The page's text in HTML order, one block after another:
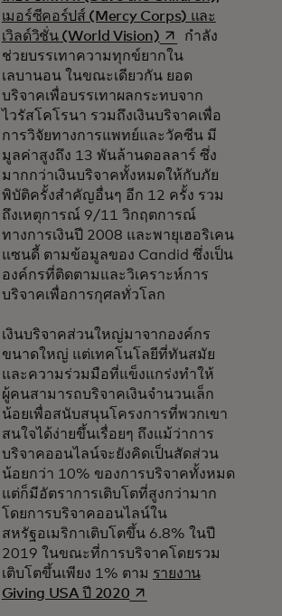
เมอร์ซีคอร์ปส์ (Mercy Corps) และ
เวิลด์วิชั่น (World Vision)opens in a new
กำลัง
ช่วยบรรเทาความทุกข์ยากใน
เลบานอน ในขณะเดียวกัน ยอด
บริจาคเพื่อบรรเทาผลกระทบจาก
ไวรัสโคโรนา รวมถึงเงินบริจาคเพื่อ
การวิจัยทางการแพทย์และวัคซีน มี
มูลค่าสูงถึง 13 พันล้านดอลลาร์ ซึ่ง
มากกว่าเงินบริจาคทั้งหมดให้กับภัย
พิบัติครั้งสำคัญอื่นๆ อีก 12 ครั้ง รวม
ถึงเหตุการณ์ 9/11 วิกฤตการณ์
ทางการเงินปี 2008 และพายุเฮอริเคน
แซนดี้ ตามข้อมูลของ Candid ซึ่งเป็น
องค์กรที่ติดตามและวิเคราะห์การ
บริจาคเพื่อการกุศลทั่วโลก
เงินบริจาคส่วนใหญ่มาจากองค์กร
ขนาดใหญ่ แต่เทคโนโลยีที่ทันสมัย
และความร่วมมือที่แข็งแกร่งทำให้
ผู้คนสามารถบริจาคเงินจำนวนเล็ก
น้อยเพื่อสนับสนุนโครงการที่พวกเขา
สนใจได้ง่ายขึ้นเรื่อยๆ ถึงแม้ว่าการ
บริจาคออนไลน์จะยังคิดเป็นสัดส่วน
น้อยกว่า 10% ของการบริจาคทั้งหมด
แต่ก็มีอัตราการเติบโตที่สูงกว่ามาก
โดยการบริจาคออนไลน์ใน
สหรัฐอเมริกาเติบโตขึ้น 6.8% ในปี
2019 ในขณะที่การบริจาคโดยรวม
เติบโตขึ้นเพียง 1% ตาม รายงาน
Giving USA ปี 2020opens in a new tab